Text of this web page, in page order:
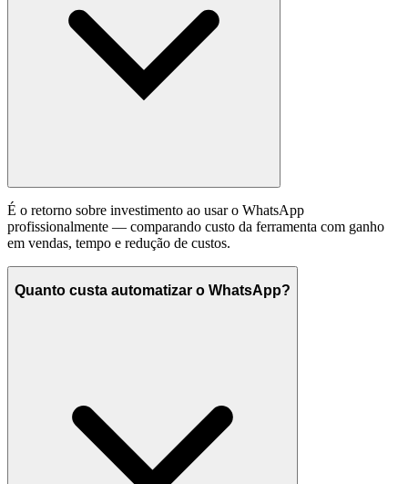
É o retorno sobre investimento ao usar o WhatsApp
profissionalmente — comparando custo da ferramenta com ganho
em vendas, tempo e redução de custos.
Quanto custa automatizar o WhatsApp?